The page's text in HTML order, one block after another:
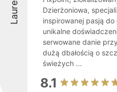
Dzierżoniowa,
inspirowanej pasją
unikalne
serwowane danie
dużą dbałością o
świeżych ...
8.1